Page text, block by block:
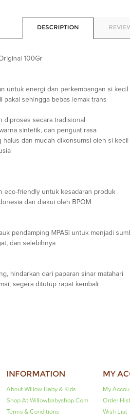
DESCRIPTION
100Gr
untuk energi dan perkembangan si kecil
pakai sehingga bebas lemak trans
diproses secara tradisional
sintetik, dan penguat rasa
dan mudah dikonsumsi oleh si kecil
eco-friendly untuk kesadaran produk
dan diakui oleh BPOM
pendamping MPASI untuk menjadi
dan selebihnya
hindarkan dari paparan sinar matahari
segera ditutup rapat kembali
INFORMATION
About Willow Baby & Kids
Shop At Willowbabyshop.com
Terms & Conditions
MY
My
Order
Wish List